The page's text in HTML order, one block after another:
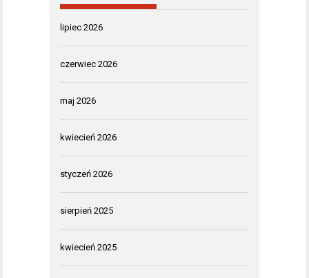
lipiec 2026
czerwiec 2026
maj 2026
kwiecień 2026
styczeń 2026
sierpień 2025
kwiecień 2025